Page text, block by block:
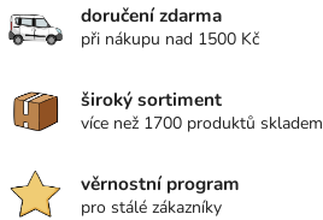
doručení zdarma
při nákupu nad 1500 Kč
široký sortiment
více než 1700 produktů skladem
věrnostní program
pro stálé zákazníky